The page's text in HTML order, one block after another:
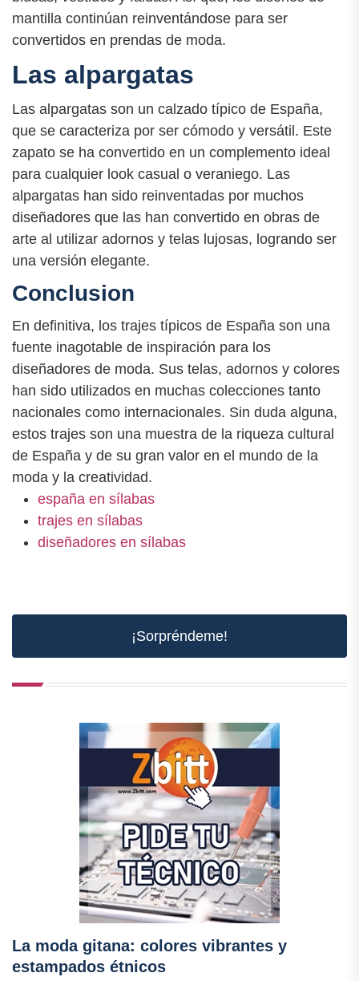
mantilla continúan reinventándose para ser
convertidos en prendas de moda.
Las alpargatas
Las alpargatas son un calzado típico de España,
que se caracteriza por ser cómodo y versátil. Este
zapato se ha convertido en un complemento ideal
para cualquier look casual o veraniego. Las
alpargatas han sido reinventadas por muchos
diseñadores que las han convertido en obras de
arte al utilizar adornos y telas lujosas, logrando ser
una versión elegante.
Conclusion
En definitiva, los trajes típicos de España son una
fuente inagotable de inspiración para los
diseñadores de moda. Sus telas, adornos y colores
han sido utilizados en muchas colecciones tanto
nacionales como internacionales. Sin duda alguna,
estos trajes son una muestra de la riqueza cultural
de España y de su gran valor en el mundo de la
moda y la creatividad.
españa en sílabas
trajes en sílabas
diseñadores en sílabas
¡Sorpréndeme!
La moda gitana: colores vibrantes y
estampados étnicos